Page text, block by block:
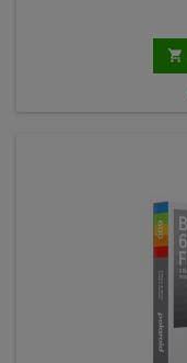
